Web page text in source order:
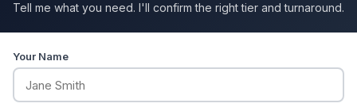
Tell me what you need. I'll confirm the right tier and turnaround.
Your Name